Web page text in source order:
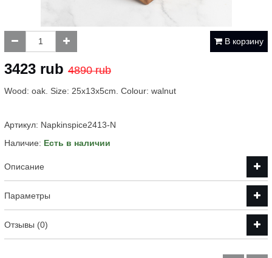
В корзину
3423 rub 4890 rub
Wood: oak. Size: 25x13x5cm. Colour: walnut
Артикул: Napkinspice2413-N
Наличие: Есть в наличии
Описание
Параметры
Отзывы (0)